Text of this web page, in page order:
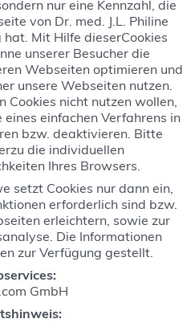
nur eine Kennzahl, die
von Dr. med. J.L. Philine
Mit Hilfe dieserCookies
unserer Besucher die
Webseiten optimieren und
unsere Webseiten nutzen.
Cookies nicht nutzen wollen,
eines einfachen Verfahrens in
bzw. deaktivieren. Bitte
die individuellen
Ihres Browsers.
setzt Cookies nur dann ein,
erforderlich sind bzw.
erleichtern, sowie zur
Die Informationen
zur Verfügung gestellt.
GmbH